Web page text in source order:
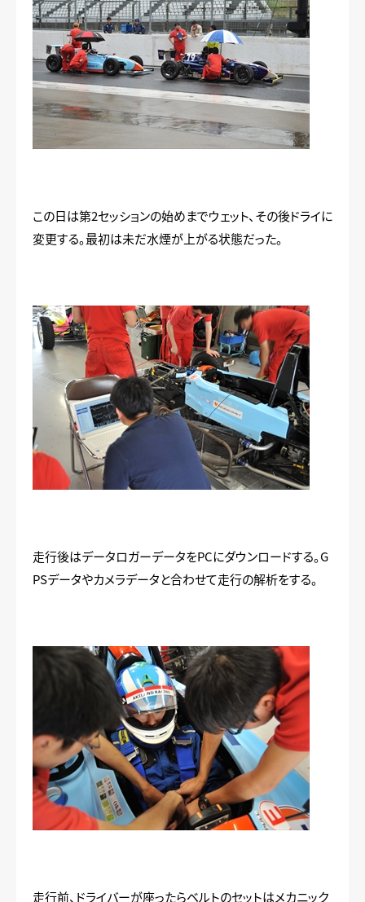
この日は第2セッションの始めまでウェット、その後ドライに
変更する。最初は未だ水煙が上がる状態だった。
走行後はデータロガーデータをPCにダウンロードする。G
PSデータやカメラデータと合わせて走行の解析をする。
走行前、ドライバーが座ったらベルトのセットはメカニック